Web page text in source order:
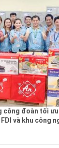
công đoàn tối
và khu công